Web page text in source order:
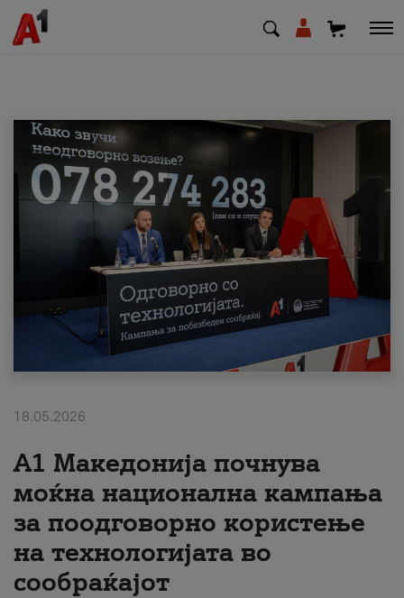
МК EN SQ
Деловни
Поддршка
Надополни кредит
#ПодобарОнлајн
18.05.2026
A1 Македонија почнува
моќна национална кампања
за поодговорно користење
на технологијата во
сообраќајот